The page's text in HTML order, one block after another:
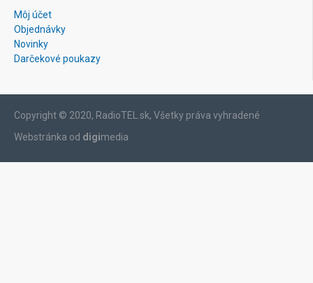
Môj účet
Objednávky
Novinky
Darčekové poukazy
Copyright © 2020, RadioTEL.sk, Všetky práva vyhradené
Webstránka od digimedia